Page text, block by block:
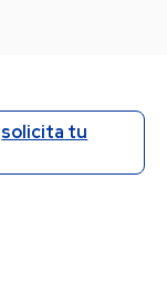
solicita tu